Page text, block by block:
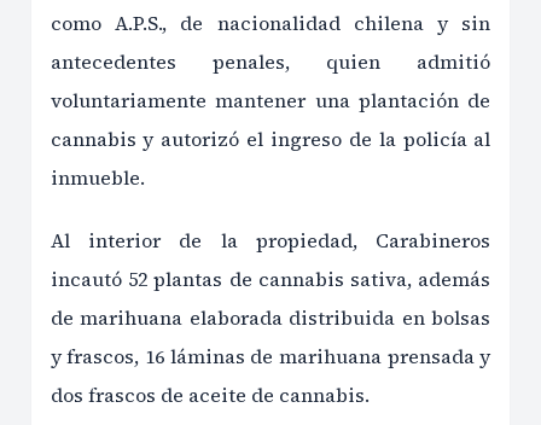
como A.P.S., de nacionalidad chilena y sin
antecedentes penales, quien admitió
voluntariamente mantener una plantación de
cannabis y autorizó el ingreso de la policía al
inmueble.
Al interior de la propiedad, Carabineros
incautó 52 plantas de cannabis sativa, además
de marihuana elaborada distribuida en bolsas
y frascos, 16 láminas de marihuana prensada y
dos frascos de aceite de cannabis.